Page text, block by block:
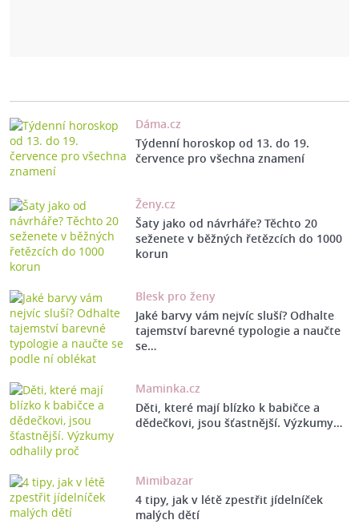
Dáma.cz
Týdenní horoskop od 13. do 19.
července pro všechna znamení
Ženy.cz
Šaty jako od návrháře? Těchto 20
seženete v běžných řetězcích do 1000
korun
Blesk pro ženy
Jaké barvy vám nejvíc sluší? Odhalte
tajemství barevné typologie a naučte
se…
Maminka.cz
Děti, které mají blízko k babičce a
dědečkovi, jsou šťastnější. Výzkumy…
Mimibazar
4 tipy, jak v létě zpestřit jídelníček
malých dětí